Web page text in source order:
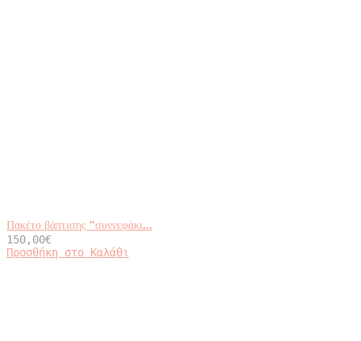
Πακέτο βάπτισης ”συννεφάκι...
150,00€
Προσθήκη στο Καλάθι